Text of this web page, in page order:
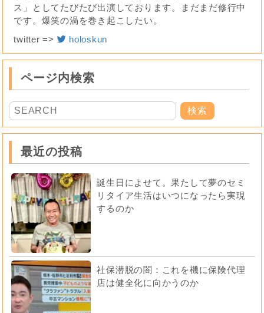
ス」としてたびたび出演しております。まだまだ修行中
です。爆笑の渦を巻き起こしたい。
twitter =>
holoskun
ページ内検索
最近の投稿
誕生日によせて。果たして夢のセミ
リタイア生活はいつになったら実現
するのか
社保潜脱の闇：これを機に保険代理
店は健全化に向かうのか